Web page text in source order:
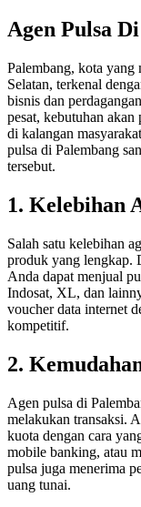
Agen Pulsa
Palembang, kota yang
Selatan, terkenal
bisnis dan
pesat, kebutuhan
di kalangan
pulsa di Palembang
tersebut.
1. Kelebihan
Salah satu kelebihan
produk yang lengkap.
Anda dapat menjual
Indosat, XL, dan
voucher data internet
kompetitif.
2.
Agen pulsa di
melakukan transaksi.
kuota dengan cara
mobile banking, atau
pulsa juga menerima
uang tunai.